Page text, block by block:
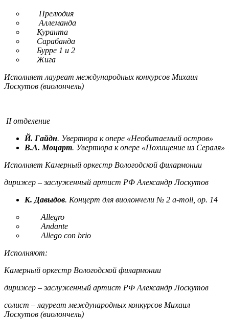
Прелюдия
Аллеманда
Куранта
Сарабанда
Бурре 1 и 2
Жига
Исполняет лауреат международных конкурсов Михаил
Лоскутов (виолончель)
II отделение
Й. Гайдн. Увертюра к опере «Необитаемый остров»
В.А. Моцарт. Увертюра к опере «Похищение из Сераля»
Исполняет Камерный оркестр Вологодской филармонии
дирижер – заслуженный артист РФ Александр Лоскутов
К. Давыдов. Концерт для виолончели № 2 a-moll, op. 14
Allegro
Andante
Allego con brio
Исполняют:
Камерный оркестр Вологодской филармонии
дирижер – заслуженный артист РФ Александр Лоскутов
солист – лауреат международных конкурсов Михаил
Лоскутов (виолончель)